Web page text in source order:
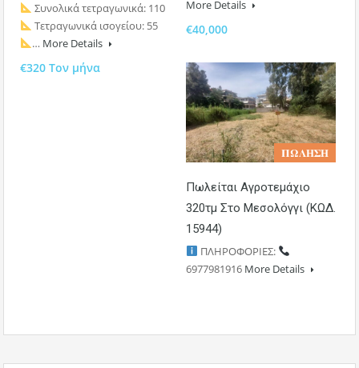
Συνολικά τετραγωνικά: 110
Τετραγωνικά ισογείου: 55
… More Details
€320 Τον μήνα
More Details
€40,000
𝚷𝛀𝚲𝚮𝚺𝚮
Πωλείται Αγροτεμάχιο
320τμ Στο Μεσολόγγι (ΚΩΔ.
15944)
ΠΛΗΡΟΦΟΡΙΕΣ:
6977981916 More Details